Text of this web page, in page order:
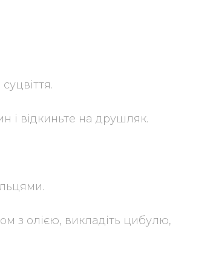
і відкиньте на друшляк.
з олією, викладіть цибулю,